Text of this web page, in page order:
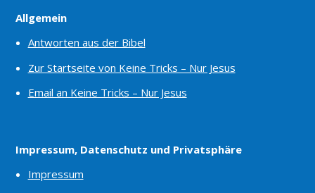
Allgemein
Antworten aus der Bibel
Zur Startseite von Keine Tricks – Nur Jesus
Email an Keine Tricks – Nur Jesus
Impressum, Datenschutz und Privatsphäre
Impressum